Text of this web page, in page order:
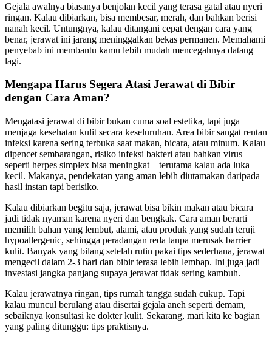
Gejala awalnya biasanya benjolan kecil yang terasa gatal atau nyeri
ringan. Kalau dibiarkan, bisa membesar, merah, dan bahkan berisi
nanah kecil. Untungnya, kalau ditangani cepat dengan cara yang
benar, jerawat ini jarang meninggalkan bekas permanen. Memahami
penyebab ini membantu kamu lebih mudah mencegahnya datang
lagi.
Mengapa Harus Segera Atasi Jerawat di Bibir
dengan Cara Aman?
Mengatasi jerawat di bibir bukan cuma soal estetika, tapi juga
menjaga kesehatan kulit secara keseluruhan. Area bibir sangat rentan
infeksi karena sering terbuka saat makan, bicara, atau minum. Kalau
dipencet sembarangan, risiko infeksi bakteri atau bahkan virus
seperti herpes simplex bisa meningkat—terutama kalau ada luka
kecil. Makanya, pendekatan yang aman lebih diutamakan daripada
hasil instan tapi berisiko.
Kalau dibiarkan begitu saja, jerawat bisa bikin makan atau bicara
jadi tidak nyaman karena nyeri dan bengkak. Cara aman berarti
memilih bahan yang lembut, alami, atau produk yang sudah teruji
hypoallergenic, sehingga peradangan reda tanpa merusak barrier
kulit. Banyak yang bilang setelah rutin pakai tips sederhana, jerawat
mengecil dalam 2-3 hari dan bibir terasa lebih lembap. Ini juga jadi
investasi jangka panjang supaya jerawat tidak sering kambuh.
Kalau jerawatnya ringan, tips rumah tangga sudah cukup. Tapi
kalau muncul berulang atau disertai gejala aneh seperti demam,
sebaiknya konsultasi ke dokter kulit. Sekarang, mari kita ke bagian
yang paling ditunggu: tips praktisnya.